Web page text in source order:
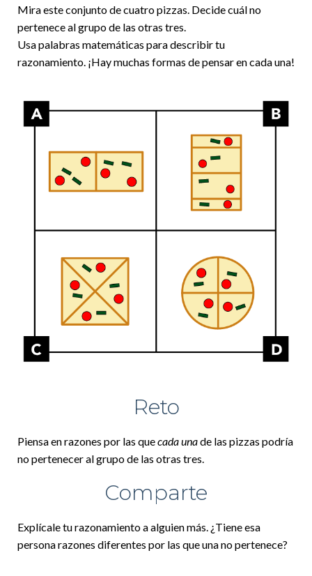
Mira este conjunto de cuatro pizzas. Decide cuál no
pertenece al grupo de las otras tres.
Usa palabras matemáticas para describir tu
razonamiento. ¡Hay muchas formas de pensar en cada una!
Reto
Piensa en razones por las quecada unade las pizzas podría
no pertenecer al grupo de las otras tres.
Comparte
Explícale tu razonamiento a alguien más. ¿Tiene esa
persona razones diferentes por las que una no pertenece?